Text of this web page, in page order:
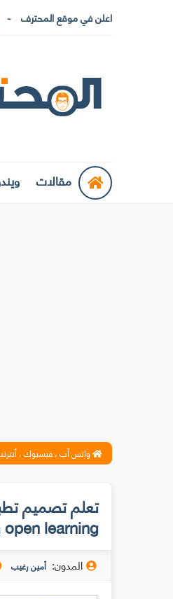
اعلن في موقع المحترف
مقالات
واتس آب ، فيسبوك ،
open learning بالمجان
المدون: أمين رغيب